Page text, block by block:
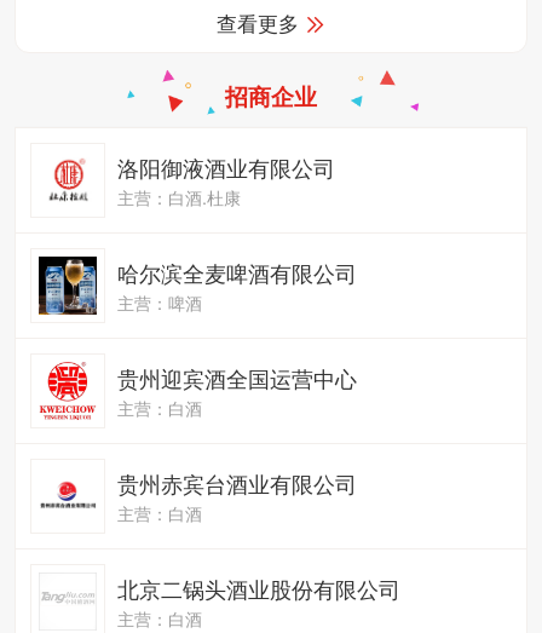
查看更多
招商企业
洛阳御液酒业有限公司
主营：白酒.杜康
哈尔滨全麦啤酒有限公司
主营：啤酒
贵州迎宾酒全国运营中心
主营：白酒
贵州赤宾台酒业有限公司
主营：白酒
北京二锅头酒业股份有限公司
主营：白酒